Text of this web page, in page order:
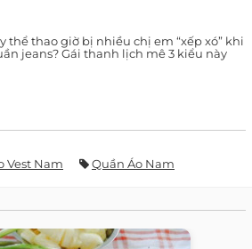
thể thao giờ bị nhiều chị em “xếp xó” khi
jeans? Gái thanh lịch mê 3 kiểu này
Vest Nam Quần Áo Nam